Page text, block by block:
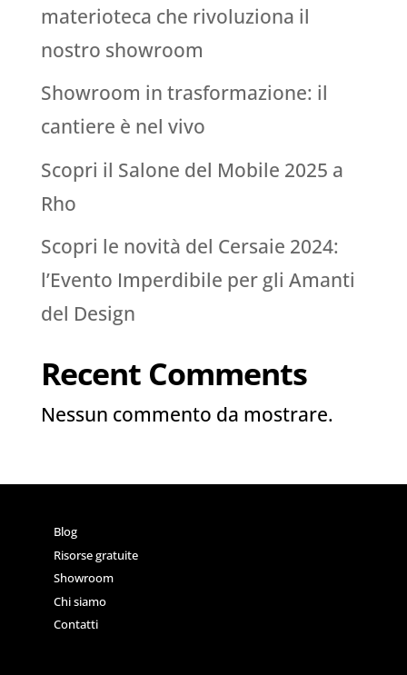
materioteca che rivoluziona il
nostro showroom
Showroom in trasformazione: il
cantiere è nel vivo
Scopri il Salone del Mobile 2025 a
Rho
Scopri le novità del Cersaie 2024:
l’Evento Imperdibile per gli Amanti
del Design
Recent Comments
Nessun commento da mostrare.
Blog
Risorse gratuite
Showroom
Chi siamo
Contatti